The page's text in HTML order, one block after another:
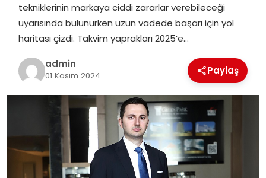
SAĞLIK
SOSYAL HABER
tekniklerinin markaya ciddi zararlar verebileceği
uyarısında bulunurken uzun vadede başarı için yol
haritası çizdi. Takvim yaprakları 2025’e…
admin
01 Kasım 2024 Paylaş